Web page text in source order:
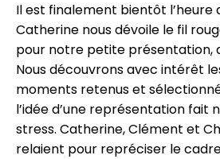
Il est finalement bientôt l’heure
Catherine nous dévoile le fil
pour notre petite présentation,
Nous découvrons avec intérêt
moments retenus et
l’idée d’une représentation fait
stress. Catherine, Clément et
relaient pour repréciser le